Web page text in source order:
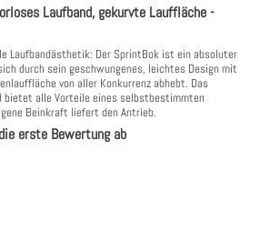
Laufband, gekurvte Lauffläche -
Laufbandästhetik: Der SprintBok ist ein absoluter
durch sein geschwungenes, leichtes Design mit
von aller Konkurrenz abhebt. Das
bietet alle Vorteile eines selbstbestimmten
Beinkraft liefert den Antrieb.
erste Bewertung ab